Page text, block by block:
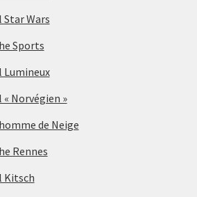
Wars
Sports
Lumineux
Norvégien »
de Neige
Rennes
Kitsch